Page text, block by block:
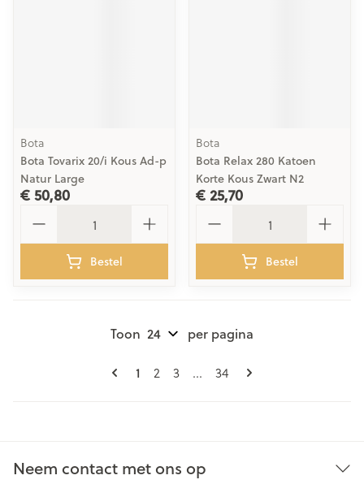
Bota
Bota Tovarix 20/i Kous Ad-p
Natur Large
€ 50,80
Bestel
Bota
Bota Relax 280 Katoen
Korte Kous Zwart N2
€ 25,70
Bestel
Pagina's
U lees momenteel pagina
1 Pagina
2 Pagina
3 ... Pagina
34
Toon per pagina
Neem contact met ons op